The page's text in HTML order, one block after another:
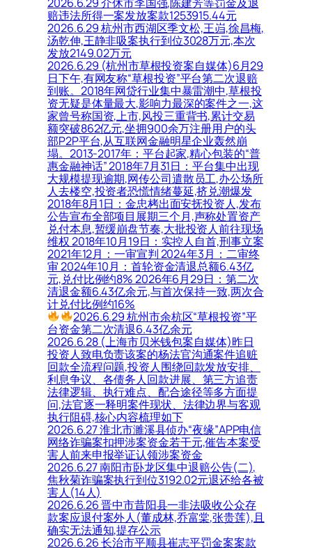
赔违法所得一案发放案款1253915.44元
2026.6.29 杭州市西湖区季文松,王岿,徐昌梅,
汤乾伸,王静非吸案执行到位3028万元,本次
发放2149.02万元
2026.6.29 (杭州市草根投资案自媒体)6月29
日下午,有网友称“草根投资”平台第二次退赔
到账。2018年网贷行业集中暴雷潮中,草根投
资无疑是体量最大,影响力最深的案件之一,这
家曾号称国资,上市,风投三重背书,累计交易
额突破862亿元,坐拥900余万注册用户的头
部P2P平台,从互联网金融明星企业轰然崩
塌。2013-2017年：平台起家,精心包装的“普
惠金融神话” 2018年7月31日：平台集中出现
大规模提现逾期,网传公司遣散员工,办公场所
人去楼空,投资者恐慌情绪蔓延,挤兑潮爆发
2018年8月1日：金忠栲出面安抚投资人,发布
公告宣布全部项目展期三个月,声称处置资产
兑付本息,暂缓崩盘节奏,大批投资人前往现场
维权 2018年10月19日：实控人自首,刑事立案
2021年12月：一审宣判 2024年3月：二审终
审 2024年10月：首轮资金清退总额6.43亿
元,兑付比例约8% 2026年6月29日：第二次
清退金额6.43亿余元,与首次保持一致,两次合
计兑付比例约16%
2026.6.29 杭州市余杭区“草根投资”平
台资金第二次清退6.43亿余元
2026.6.28 (上海市贝米钱包案自媒体)昨日
投资人致电负责该案的杨法官沟通案件追赃
回款全流程问题,投资人围绕回款发放安排、
利息争议、各债务人回款进展、第三方追责
法律逻辑、执行难点、配合途径等多方面提
问,法官逐一释明案件现状、法律边界与客观
执行阻碍,核心内容梳理如下
2026.6.27 淮北市濉溪县侦办“夜缘”APP电信
网络诈骗案扣押涉案资金若干元,催告本案受
害人前来申报举证认领涉案资金
2026.6.27 南阳市卧龙区集中退赔公告(二),
焦秋菊诈骗案执行到位3192.02元退还给各被
害人(14人)
2026.6.26 晋中市昔阳县一非法吸收公众存
款案应退付案外人(董成林,乔富棠,张贵莲),且
确实无法通知,提存公示
2026.6.26 长治市平顺县崔志平罚金案案款